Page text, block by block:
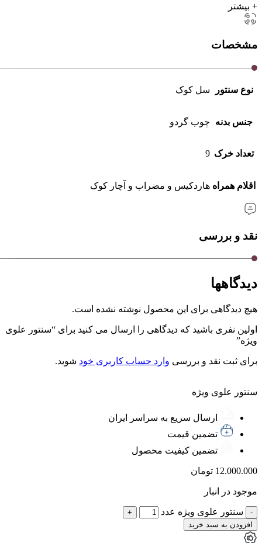
+ بیشتر
مشخصات
نوع سنتور سل کوک
جنس بدنه چوب گردو
تعداد خرک 9
اقلام همراه هاردکیس و مضراب و آچار کوک
نقد و بررسی
دیدگاهها
هیچ دیدگاهی برای این محصول نوشته نشده است.
اولین نفری باشید که دیدگاهی را ارسال می کنید برای “سنتور علوی
ویژه”
برای ثبت نقد و بررسی وارد حساب کاربری خود شوید.
سنتور علوی ویژه
ارسال سریع به سراسر ایران
تضمین قیمت
تضمین کیفیت محصول
12.000.000 تومان
موجود در انبار
سنتور علوی ویژه عدد
افزودن به سبد خرید